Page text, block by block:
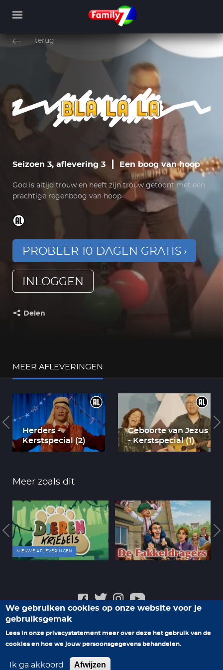
WORD LID
terug
Seizoen 3, aflevering 3 Een boog van hoop
God is altijd trouw en heeft zijn trouw getoont met een
prachtige regenboog van hoop
PROBEER 10 DAGEN GRATIS
INLOGGEN
Delen
MEER AFLEVERINGEN
Herders -
Kerstspecial (2)
Geboorte van Jezus
- Kerstspecial (1)
Meer zoals dit
NIEUWE AFLEVERINGEN
Veelgestelde vragen
Help ons nieuwe programma's te maken
© 2026 Family7. Alle rechten voorbehouden.
We gebruiken cookies op onze website voor je
gebruiksgemak
Lees in onze privacystatement meer over deze het gebruik van de
cookies en hoe we jouw persoonsgegevens behandelen.
Ik ga akkoord Afwijzen